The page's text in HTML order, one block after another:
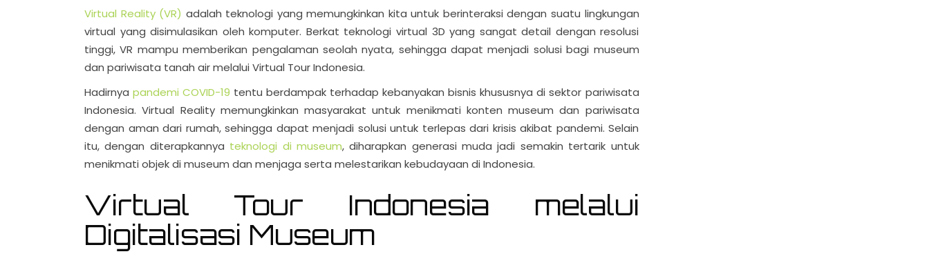
Virtual Reality (VR) adalah teknologi yang memungkinkan kita untuk berinteraksi dengan suatu lingkungan
virtual yang disimulasikan oleh komputer. Berkat teknologi virtual 3D yang sangat detail dengan resolusi
tinggi, VR mampu memberikan pengalaman seolah nyata, sehingga dapat menjadi solusi bagi museum
dan pariwisata tanah air melalui Virtual Tour Indonesia.
Hadirnyapandemi COVID-19 tentu berdampak terhadap kebanyakan bisnis khususnya di sektor pariwisata
Indonesia. Virtual Reality memungkinkan masyarakat untuk menikmati konten museum dan pariwisata
dengan aman dari rumah, sehingga dapat menjadi solusi untuk terlepas dari krisis akibat pandemi. Selain
itu, dengan diterapkannya teknologi di museum, diharapkan generasi muda jadi semakin tertarik untuk
menikmati objek di museum dan menjaga serta melestarikan kebudayaan di Indonesia.
Virtual Tour Indonesia melalui
Digitalisasi Museum